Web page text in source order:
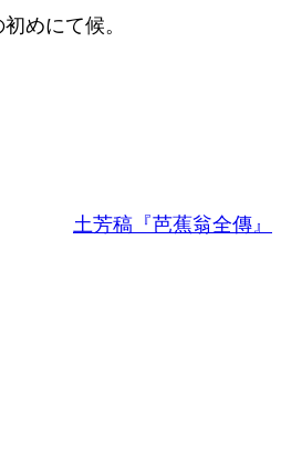
めにて候。
土芳稿『芭蕉翁全傳』